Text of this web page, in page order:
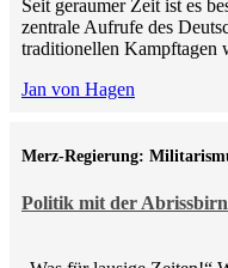
Seit geraumer Zeit ist es
zentrale Aufrufe des
traditionellen
Jan von Hagen
Politik mit der
Merz-Regierung: